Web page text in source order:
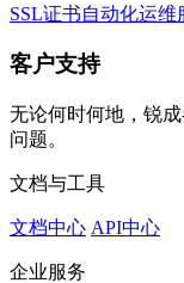
SSL证书自动化运维
客户支持
无论何时何地，锐
问题。
文档与工具
文档中心 API中心
企业服务